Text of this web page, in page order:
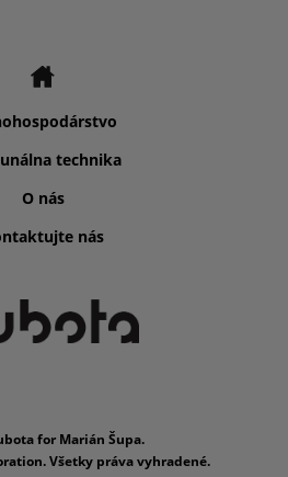
technika
O nás
nás
for Marián Šupa.
Všetky práva vyhradené.